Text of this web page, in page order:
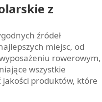
z
źródeł
miejsc, od
rowerowym,
wszystkie
produktów, które